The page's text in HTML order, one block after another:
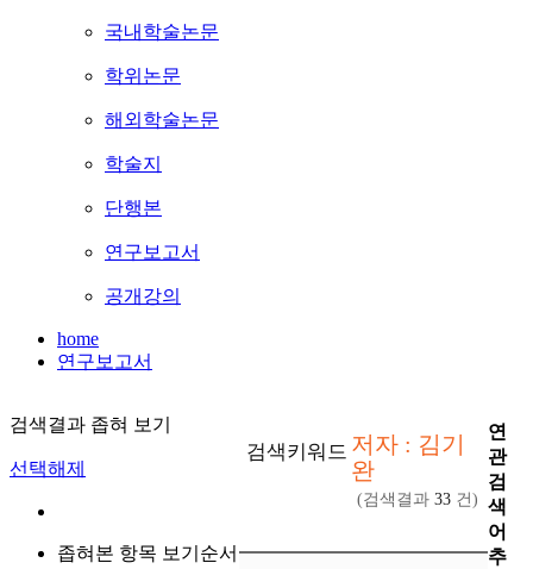
국내학술논문
학위논문
해외학술논문
학술지
단행본
연구보고서
공개강의
home
연구보고서
검색결과 좁혀 보기
선택해제
좁혀본 항목 보기순서
검색키워드 저자 : 김기
완
(검색결과 33 건)
연
관
검
색
어
추